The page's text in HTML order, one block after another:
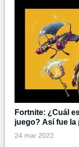
Fortnite: ¿Cuál
juego? Así fue la
24 mar 2022